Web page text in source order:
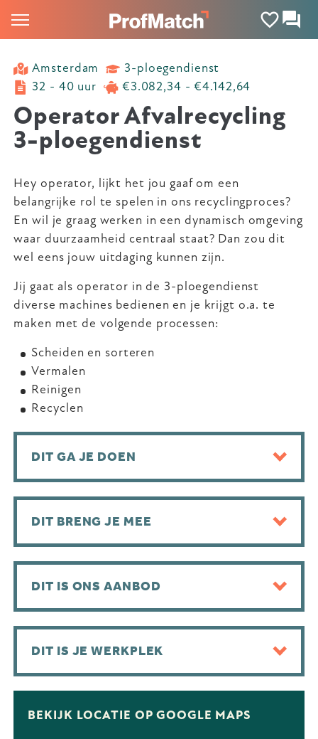
Amsterdam
3-ploegendienst
32 - 40 uur
€3.082,34 - €4.142,64
Operator Afvalrecycling
3-ploegendienst
Hey operator, lijkt het jou gaaf om een
belangrijke rol te spelen in ons recyclingproces?
En wil je graag werken in een dynamisch omgeving
waar duurzaamheid centraal staat? Dan zou dit
wel eens jouw uitdaging kunnen zijn.
Jij gaat als operator in de 3-ploegendienst
diverse machines bedienen en je krijgt o.a. te
maken met de volgende processen:
Scheiden en sorteren
Vermalen
Reinigen
Recyclen
DIT GA JE DOEN
DIT BRENG JE MEE
DIT IS ONS AANBOD
DIT IS JE WERKPLEK
BEKIJK LOCATIE OP GOOGLE MAPS